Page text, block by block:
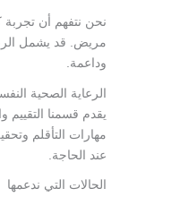
نحن نتفهم أن
مريض. قد يشمل
وداعمة.
الرعاية الصحية
يقدم قسمنا
مهارات التأقلم
عند الحاجة.
الحالات التي ندعمها